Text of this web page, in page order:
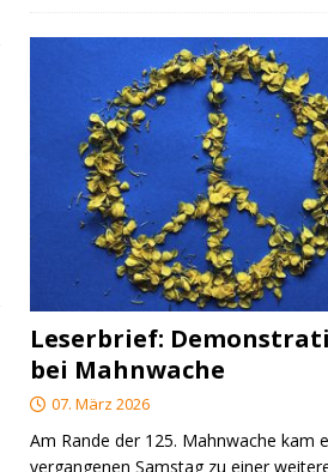
Leserbrief:
bei Mahnwache
07. März 2026
Am Rande der 125. Mahnwache kam
vergangenen Samstag zu einer